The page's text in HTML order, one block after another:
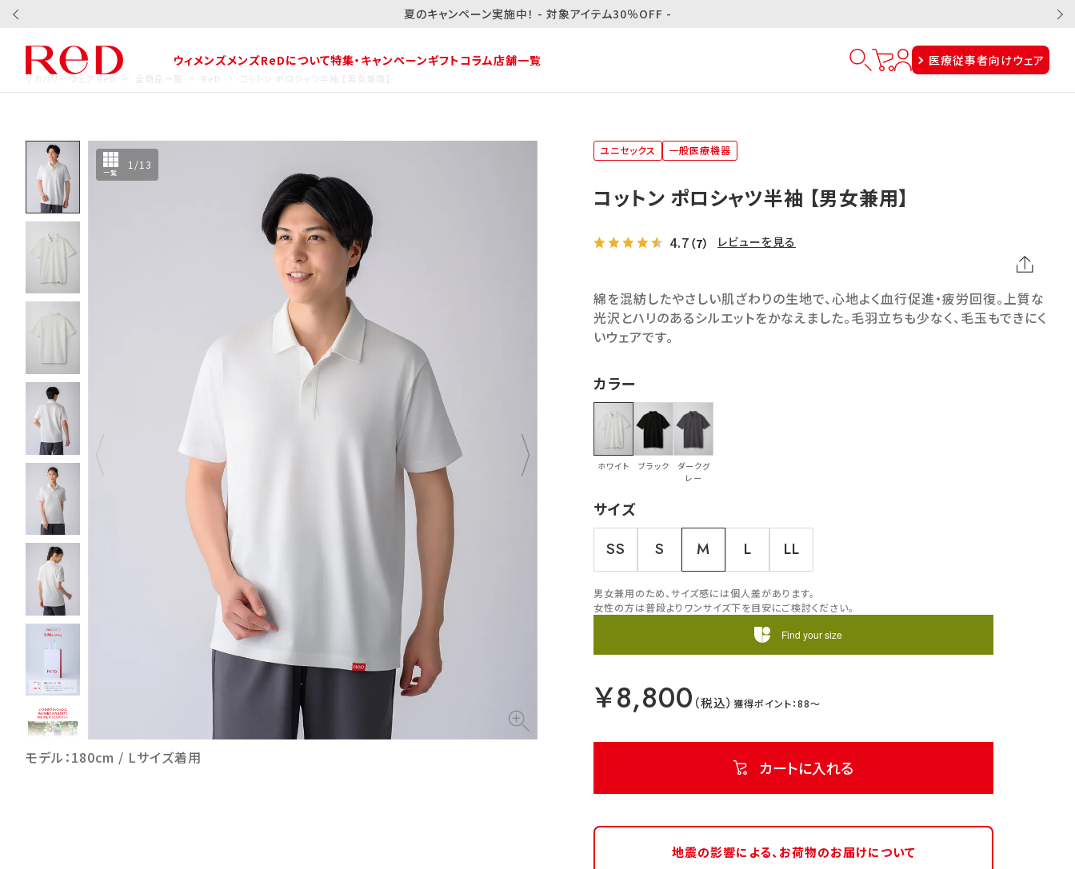
夏のキャンペーン実施中！ - 対象アイテム30％OFF -
ウィメンズメンズReDについて特集・キャンペーンギフトコラム店舗一覧 医療従事者向けウェア
リカバリーウェア ReD
ユニセックス 一般医療機器
コットン ポロシャツ半袖 【男女兼用】
4.7 （7） レビューを見る
綿を混紡したやさしい肌ざわりの生地で、心地よく血行促進・疲労回復。上質な
光沢とハリのあるシルエットをかなえました。毛羽立ちも少なく、毛玉もできにく
いウェアです。
一覧
1 /13
モデル：180cm / Lサイズ着用
カラー
ホワイト ブラック
ダークグ
レー
サイズ
SS S M L LL
￥8,800 88
カートに入れる
男女兼用のため、サイズ感には個人差があります。
女性の方は普段よりワンサイズ下を目安にご検討ください。
Find your size
地震の影響による、 お荷物のお届けについて